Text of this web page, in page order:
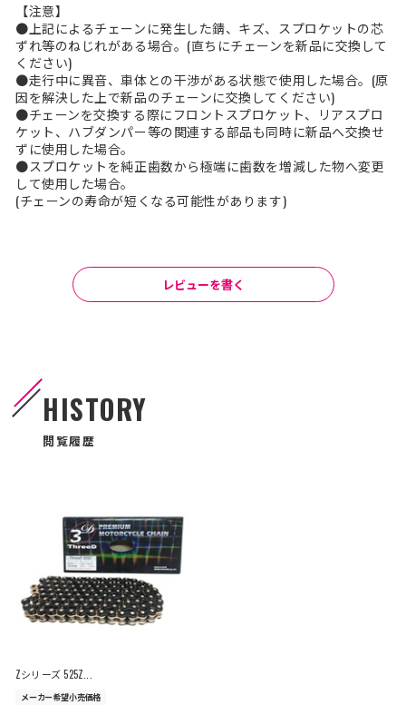
【注意】
●上記によるチェーンに発生した錆、キズ、スプロケットの芯
ずれ等のねじれがある場合。(直ちにチェーンを新品に交換して
ください)
●走行中に異音、車体との干渉がある状態で使用した場合。(原
因を解決した上で新品のチェーンに交換してください)
●チェーンを交換する際にフロントスプロケット、リアスプロ
ケット、ハブダンパー等の関連する部品も同時に新品へ交換せ
ずに使用した場合。
●スプロケットを純正歯数から極端に歯数を増減した物へ変更
して使用した場合。
(チェーンの寿命が短くなる可能性があります)
レビューを書く
HISTORY
閲覧履歴
Zシリーズ 525Z...
メーカー希望小売価格